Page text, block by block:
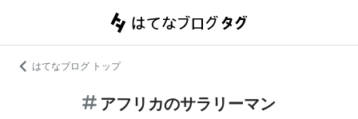
はてなブログ トップ
アフリカのサラリーマン